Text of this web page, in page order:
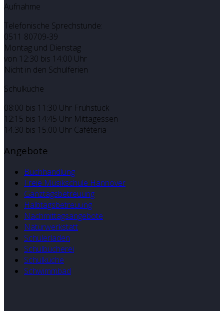
Aufnahme
Telefonische Sprechstunde:
0511 80709-39
Montag und Dienstag
von 12:30 bis 14:00 Uhr
Nicht in den Schulferien
Schulküche
08:00 bis 11:30 Uhr Frühstück
12:15 bis 14:45 Uhr Mittagessen
14.30 bis 15.00 Uhr Caféteria
Angebote
Buchhandlung
Freie Musikschule Hannover
Ganztagsbetreuung
Halbtagsbetreuung
Nachmittagsangebote
Naturwerkstatt
Schülerladen
Schulbücherei
Schulküche
Schwimmbad